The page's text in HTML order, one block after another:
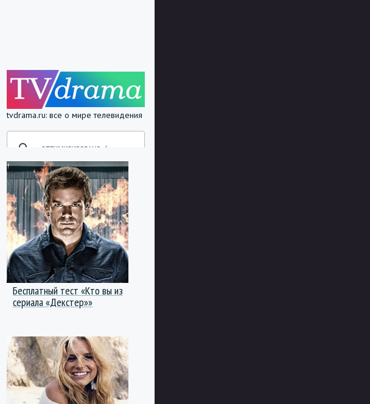
tvdrama.ru: все о мире телевидения
Бесплатный тест «Кто вы из
сериала «Декстер»»